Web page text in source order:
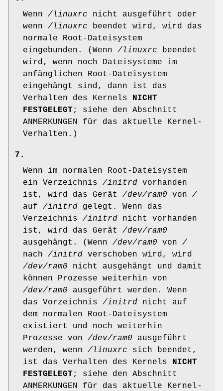
Wenn /linuxrc nicht ausgeführt oder
wenn /linuxrc beendet wird, wird das
normale Root-Dateisystem
eingebunden. (Wenn /linuxrc beendet
wird, wenn noch Dateisysteme im
anfänglichen Root-Dateisystem
eingehängt sind, dann ist das
Verhalten des Kernels NICHT
FESTGELEGT; siehe den Abschnitt
ANMERKUNGEN für das aktuelle Kernel-
Verhalten.)
7.
Wenn im normalen Root-Dateisystem
ein Verzeichnis /initrd vorhanden
ist, wird das Gerät /dev/ram0 von /
auf /initrd gelegt. Wenn das
Verzeichnis /initrd nicht vorhanden
ist, wird das Gerät /dev/ram0
ausgehängt. (Wenn /dev/ram0 von /
nach /initrd verschoben wird, wird
/dev/ram0 nicht ausgehängt und damit
können Prozesse weiterhin von
/dev/ram0 ausgeführt werden. Wenn
das Vorzeichnis /initrd nicht auf
dem normalen Root-Dateisystem
existiert und noch weiterhin
Prozesse von /dev/ram0 ausgeführt
werden, wenn /linuxrc sich beendet,
ist das Verhalten des Kernels NICHT
FESTGELEGT; siehe den Abschnitt
ANMERKUNGEN für das aktuelle Kernel-